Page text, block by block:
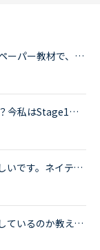
カランアプリの音声が聞けなくなりました。ペーパー教材で、予習復習にはアプリの音声を利用しながらステージ3までカランを進めてきました。一度eブックを試してみようと、先日アプリからステージ4のeブックを購...
カランの教材、みなさんは購入されましたか？今私はStage1のnew workが終わり、Stage1の復習(Full stage revision?)を始めたところです。ちなみにすでに7回受講しています。2、3回前のレッスンから毎回講師の方か...
日常英会話コースにも予習復習用に音声が欲しいです。ネイティブキャンプのおかげで英語に触れる機会ができ本当にうれしく思っています。楽しくレッスンをさせていただいていますが、最近はテキストの単語に初め...
【カランの教材購入について、みなさんどうしているのか教えてください】ネイティブキャンプ の案内では「アプリではリーディング中に教材が表示されるので教材のご購入いただく必要はございません」との記載があ...